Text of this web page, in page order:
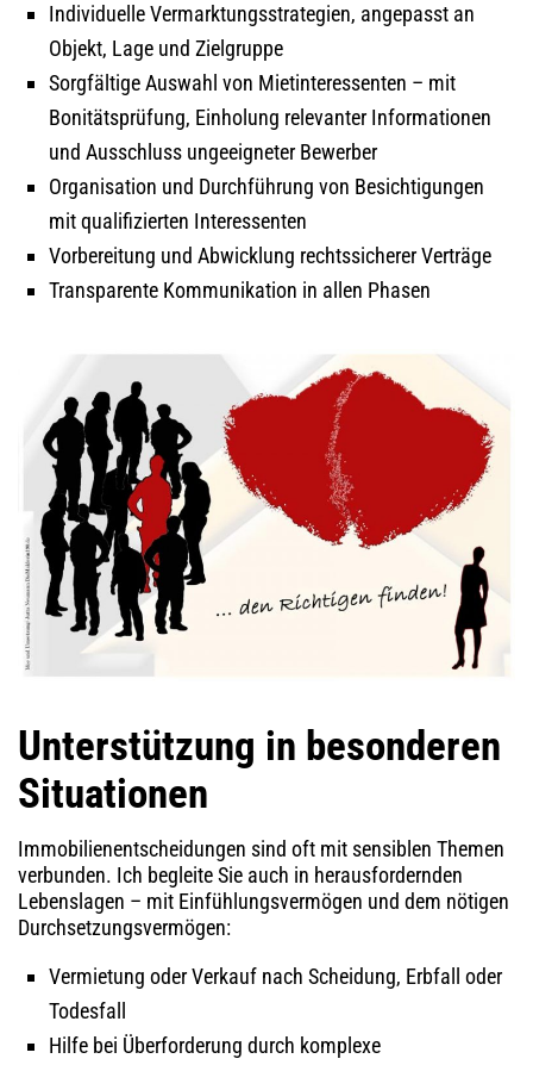
Individuelle Vermarktungsstrategien, angepasst an
Objekt, Lage und Zielgruppe
Sorgfältige Auswahl von Mietinteressenten – mit
Bonitätsprüfung, Einholung relevanter Informationen
und Ausschluss ungeeigneter Bewerber
Organisation und Durchführung von Besichtigungen
mit qualifizierten Interessenten
Vorbereitung und Abwicklung rechtssicherer Verträge
Transparente Kommunikation in allen Phasen
Unterstützung in besonderen
Situationen
Immobilienentscheidungen sind oft mit sensiblen Themen
verbunden. Ich begleite Sie auch in herausfordernden
Lebenslagen – mit Einfühlungsvermögen und dem nötigen
Durchsetzungsvermögen:
Vermietung oder Verkauf nach Scheidung, Erbfall oder
Todesfall
Hilfe bei Überforderung durch komplexe